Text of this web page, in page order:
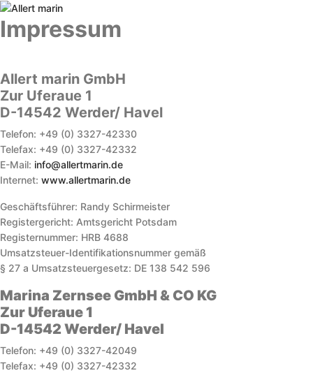
Impressum
Allert marin GmbH
Zur Uferaue 1
D-14542 Werder/ Havel
Telefon: +49 (0) 3327-42330
Telefax: +49 (0) 3327-42332
E-Mail: info@allertmarin.de
Internet: www.allertmarin.de
Geschäftsführer: Randy Schirmeister
Registergericht: Amtsgericht Potsdam
Registernummer: HRB 4688
Umsatzsteuer-Identifikationsnummer gemäß
§ 27 a Umsatzsteuergesetz: DE 138 542 596
Marina Zernsee GmbH & CO KG
Zur Uferaue 1
D-14542 Werder/ Havel
Telefon: +49 (0) 3327-42049
Telefax: +49 (0) 3327-42332